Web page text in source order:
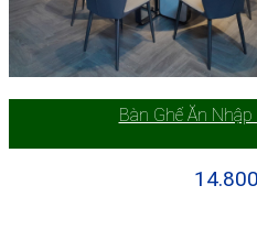
Bàn Ghế Ăn